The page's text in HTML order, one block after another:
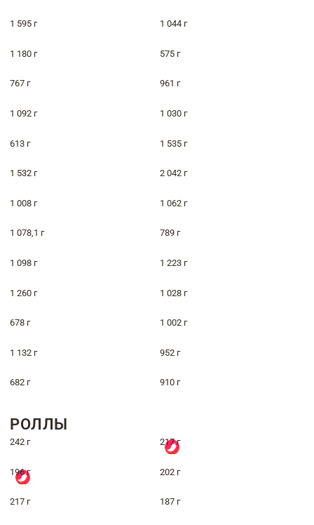
1 595 г 1 044 г
1 180 г 575 г
767 г 961 г
1 092 г 1 030 г
613 г 1 535 г
1 532 г 2 042 г
1 008 г 1 062 г
1 078,1 г 789 г
1 098 г 1 223 г
1 260 г 1 028 г
678 г 1 002 г
1 132 г 952 г
682 г 910 г
РОЛЛЫ
242 г 217 г
196 г 202 г
217 г 187 г